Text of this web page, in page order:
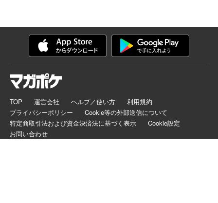
TOP 運営会社 ヘルプ／使い方
利用規約
プライバシーポリシー
Cookie等の外部送信について
特定商取引法および資金決済法に基づく表示
Cookie設定
お問い合わせ